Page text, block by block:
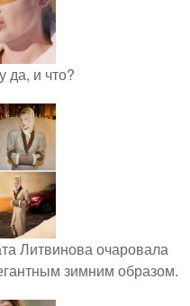
и что?
Литвинова очаровала
зимним образом.